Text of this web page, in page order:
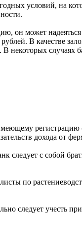
условий, на
он может
В качестве
некоторых случаях
регистрацию
дохода от
следует с собой
по
следует учесть